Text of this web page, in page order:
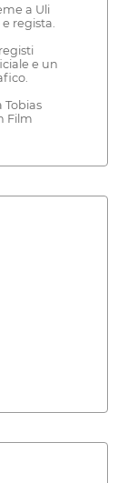
a Uli
regista.
e un
Tobias
Film